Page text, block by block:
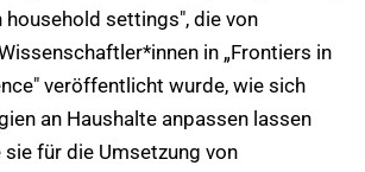
settings", die von
in „Frontiers in
veröffentlicht wurde, wie sich
an Haushalte anpassen lassen
sie für die Umsetzung von